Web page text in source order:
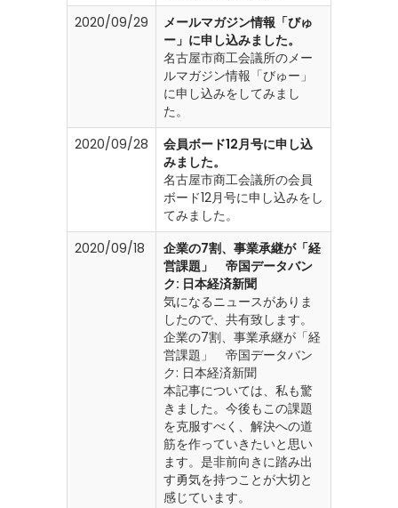
2020/09/29
メールマガジン情報「びゅ
ー」に申し込みました。
名古屋市商工会議所のメー
ルマガジン情報「びゅー」
に申し込みをしてみまし
た。
2020/09/28
会員ボード12月号に申し込
みました。
名古屋市商工会議所の会員
ボード12月号に申し込みをし
てみました。
2020/09/18
企業の7割、事業承継が「経
営課題」 帝国データバン
ク: 日本経済新聞
気になるニュースがありま
したので、共有致します。
企業の7割、事業承継が「経
営課題」 帝国データバン
ク: 日本経済新聞
本記事については、私も驚
きました。今後もこの課題
を克服すべく、解決への道
筋を作っていきたいと思い
ます。是非前向きに踏み出
す勇気を持つことが大切と
感じています。